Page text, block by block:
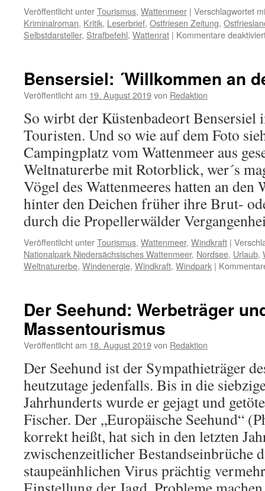
Veröffentlicht unterTourismus, Wattenmeer | Verschlagwortet
Kriminalroman, Kritik, Leserbrief, Ostfriesen Zeitung,
Selbstdarsteller, Strafbefehl, Wattenrat | Kommentare
Bensersiel: ´Willkommen an
Veröffentlicht am 19. August 2019von Redaktion
So wirbt der Küstenbadeort Bensersiel
Touristen. Und so wie auf dem Foto
Campingplatz vom Wattenmeer aus
Weltnaturerbe mit Rotorblick, wer´s
Vögel des Wattenmeeres hatten an
hinter den Deichen früher ihre Brut-
durch die Propellerwälder
Veröffentlicht unterTourismus, Wattenmeer, Windkraft |
Nationalpark Niedersächsisches Wattenmeer, Nordsee, Urlaub,
Weltnaturerbe, Windenergie, Windkraft, Windpark |
Der Seehund: Werbeträger
Massentourismus
Veröffentlicht am 18. August 2019von Redaktion
Der Seehund ist der Sympathieträger
heutzutage jedenfalls. Bis in die
Jahrhunderts wurde er gejagt und
Fischer. Der „Europäische Seehund“
korrekt heißt, hat sich in den letzten
zwischenzeitlicher Bestandseinbrüche
staupeänhlichen Virus prächtig